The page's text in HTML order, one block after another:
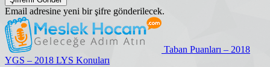
Email adresine yeni bir şifre gönderilecek.
Taban Puanları – 2018
YGS – 2018 LYS Konuları